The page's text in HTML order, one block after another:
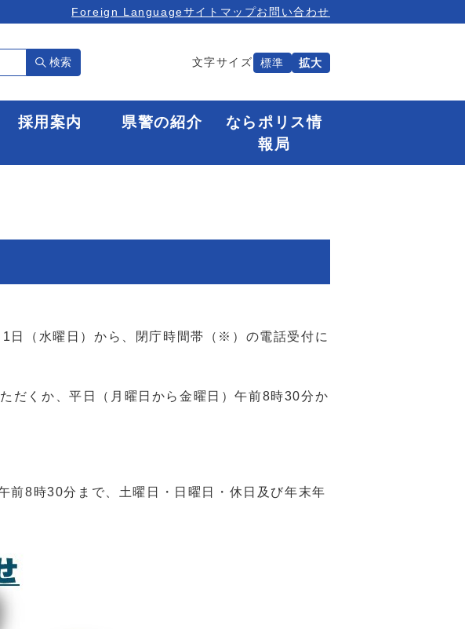
Foreign Languageサイトマップお問い合わせ
検索 文字サイズ 標準 拡大
採用案内 県警の紹介
ならポリス情
報局
（水曜日）から、閉庁時間帯（※）の電話受付に
だくか、平日（月曜日から金曜日）午前8時30分か
8時30分まで、土曜日・日曜日・休日及び年末年